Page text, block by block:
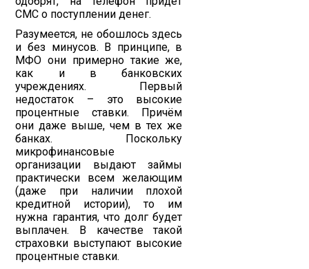
СМС о поступлении денег.
Разумеется, не обошлось здесь
и без минусов. В принципе, в
МФО они примерно такие же,
как и в банковских
учреждениях. Первый
недостаток – это высокие
процентные ставки. Причём
они даже выше, чем в тех же
банках. Поскольку
микрофинансовые
организации выдают займы
практически всем желающим
(даже при наличии плохой
кредитной истории), то им
нужна гарантия, что долг будет
выплачен. В качестве такой
страховки выступают высокие
процентные ставки.